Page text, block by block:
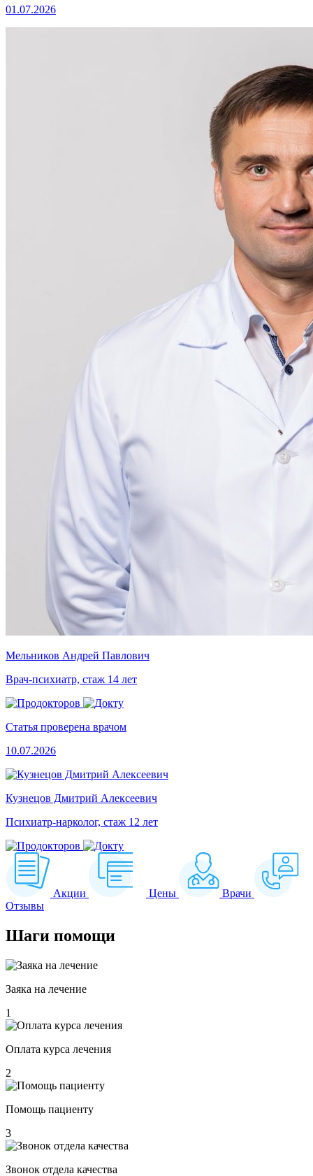
01.07.2026
Мельников Андрей Павлович
Врач-психиатр, стаж 14 лет
Статья проверена врачом
10.07.2026
Кузнецов Дмитрий Алексеевич
Психиатр-нарколог, стаж 12 лет
Акции Цены
Врачи
Отзывы
Шаги помощи
Заяка на лечение
1
Оплата курса лечения
2
Помощь пациенту
3
Звонок отдела качества